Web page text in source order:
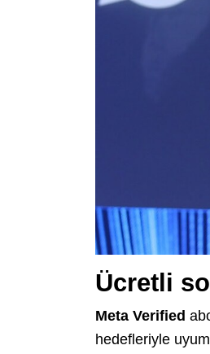
Ücretli
Meta Verified
hedefleriyle